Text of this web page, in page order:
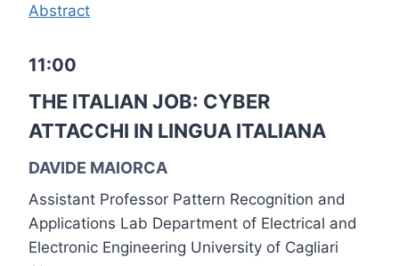
Abstract
11:00
THE ITALIAN JOB: CYBER
ATTACCHI IN LINGUA ITALIANA
DAVIDE MAIORCA
Assistant Professor Pattern Recognition and
Applications Lab Department of Electrical and
Electronic Engineering University of Cagliari